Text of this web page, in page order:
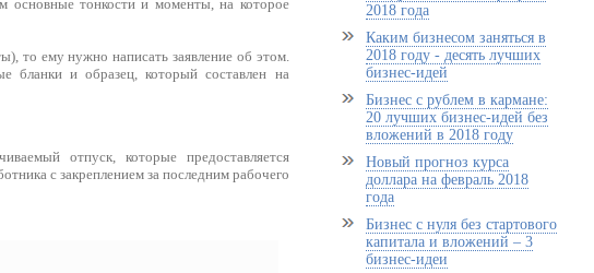
основные тонкости и моменты, на которое
то ему нужно написать заявление об этом.
бланки и образец, который составлен на
отпуск, которые предоставляется
с закреплением за последним рабочего
2018 года
Каким бизнесом заняться в
2018 году - десять лучших
бизнес-идей
Бизнес с рублем в кармане:
20 лучших бизнес-идей без
вложений в 2018 году
Новый прогноз курса
доллара на февраль 2018
года
Бизнес с нуля без стартового
капитала и вложений – 3
бизнес-идеи